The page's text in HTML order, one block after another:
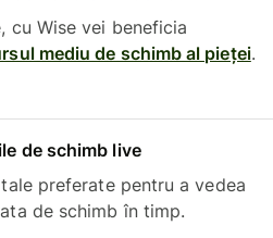
cu Wise vei beneficia
mediu de schimb al pieței.
de schimb live
preferate pentru a vedea
de schimb în timp.